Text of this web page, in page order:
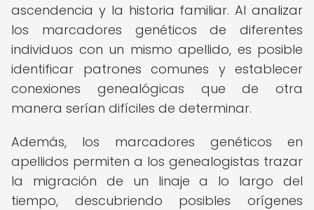
ascendencia y la historia familiar. Al analizar
los marcadores genéticos de diferentes
individuos con un mismo apellido, es posible
identificar patrones comunes y establecer
conexiones genealógicas que de otra
manera serían difíciles de determinar.
Además, los marcadores genéticos en
apellidos permiten a los genealogistas trazar
la migración de un linaje a lo largo del
tiempo, descubriendo posibles orígenes